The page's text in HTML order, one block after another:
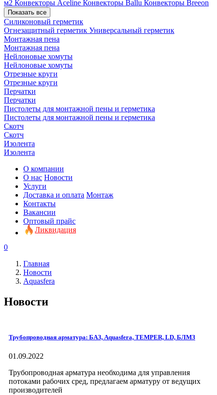
м2 Конвекторы Aceline Конвекторы Ballu Конвекторы Breeon
Показать все
Силиконовый герметик
Огнезащитный герметик Универсальный герметик
Монтажная пена
Монтажная пена
Нейлоновые хомуты
Нейлоновые хомуты
Отрезные круги
Отрезные круги
Перчатки
Перчатки
Пистолеты для монтажной пены и герметика
Пистолеты для монтажной пены и герметика
Скотч
Скотч
Изолента
Изолента
О компании
О нас Новости
Услуги
Доставка и оплата Монтаж
Контакты
Вакансии
Оптовый прайс
Ликвидация
0
Главная
Новости
Aquasfera
Новости
Трубопроводная арматура: БАЗ, Aquasfera, TEMPER, LD, БЛМЗ
01.09.2022
Трубопроводная арматура необходима для управления
потоками рабочих сред, предлагаем арматуру от ведущих
производителей